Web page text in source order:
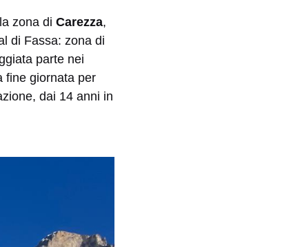
zona di Carezza,
di Fassa: zona di
parte nei
fine giornata per
dai 14 anni in